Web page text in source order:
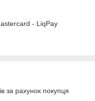
- LiqPay
за рахунок покупця